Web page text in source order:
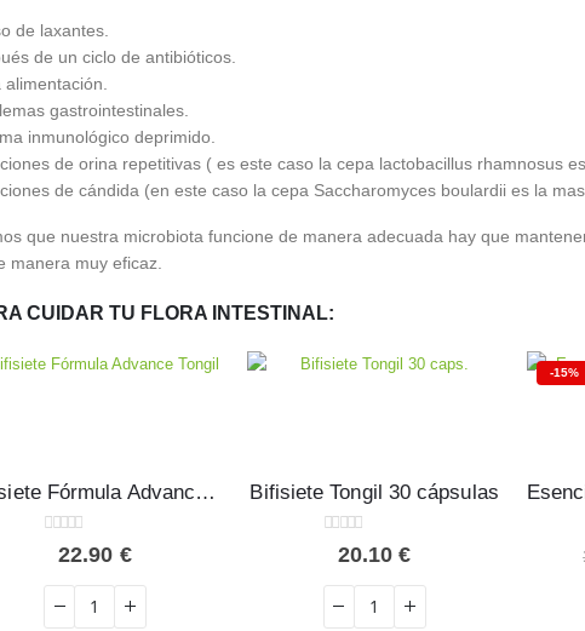
de laxantes.
de un ciclo de antibióticos.
alimentación.
gastrointestinales.
inmunológico deprimido.
de orina repetitivas ( es este caso la cepa lactobacillus rhamnosus
de cándida (en este caso la cepa Saccharomyces boulardii es la mas
que nuestra microbiota funcione de manera adecuada hay que
manera muy eficaz.
CUIDAR TU FLORA INTESTINAL:
Bifisiete Fórmula Advance Tongil 200 g
out of 5
22.90 €
Bifisiete Tongil 30 cápsulas
out of 5
20.10€
-15%